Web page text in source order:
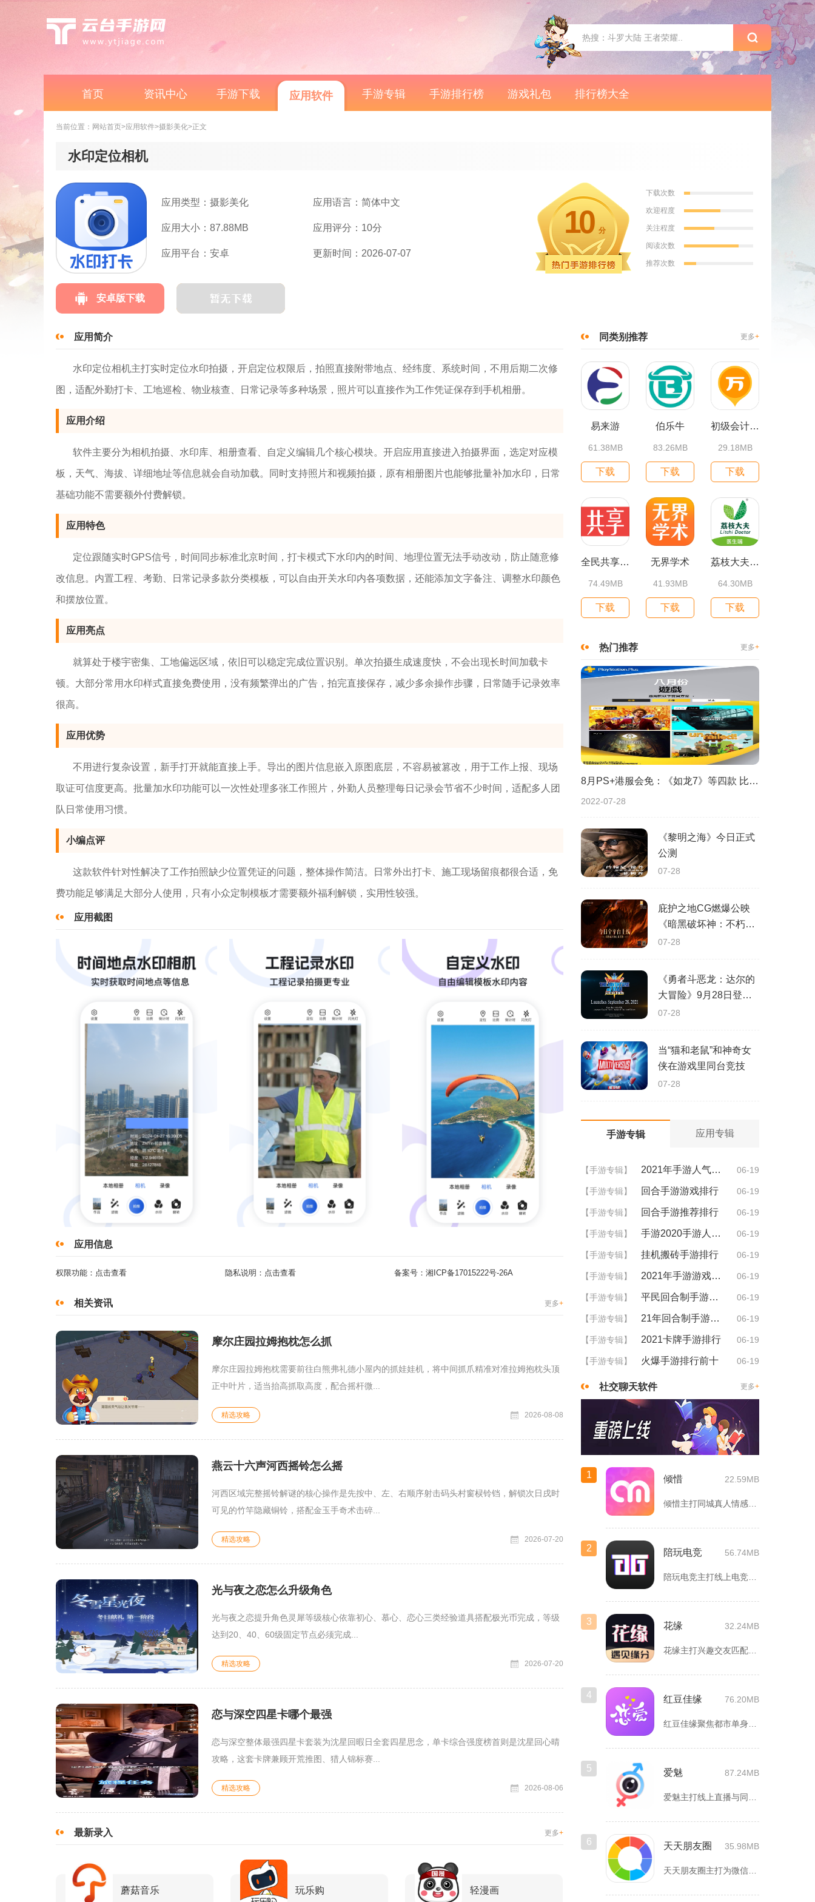
首页 资讯中心 手游下载 应用软件 手游专辑 手游排行榜 游戏礼包 排行榜大全
当前位置： 网站首页>应用软件>摄影美化>正文
水印定位相机
应用类型：摄影美化 应用语言：简体中文
应用大小：87.88MB 应用评分：10分
应用平台：安卓 更新时间：2026-07-07
10 分
下载次数
欢迎程度
关注程度
阅读次数
推荐次数
安卓版下载
应用简介
水印定位相机主打实时定位水印拍摄，开启定位权限后，拍照直接附带地点、经纬度、系统时间，不用后期二次修
图，适配外勤打卡、工地巡检、物业核查、日常记录等多种场景，照片可以直接作为工作凭证保存到手机相册。
应用介绍
软件主要分为相机拍摄、水印库、相册查看、自定义编辑几个核心模块。开启应用直接进入拍摄界面，选定对应模
板，天气、海拔、详细地址等信息就会自动加载。同时支持照片和视频拍摄，原有相册图片也能够批量补加水印，日常
基础功能不需要额外付费解锁。
应用特色
定位跟随实时GPS信号，时间同步标准北京时间，打卡模式下水印内的时间、地理位置无法手动改动，防止随意修
改信息。内置工程、考勤、日常记录多款分类模板，可以自由开关水印内各项数据，还能添加文字备注、调整水印颜色
和摆放位置。
应用亮点
就算处于楼宇密集、工地偏远区域，依旧可以稳定完成位置识别。单次拍摄生成速度快，不会出现长时间加载卡
顿。大部分常用水印样式直接免费使用，没有频繁弹出的广告，拍完直接保存，减少多余操作步骤，日常随手记录效率
很高。
应用优势
不用进行复杂设置，新手打开就能直接上手。导出的图片信息嵌入原图底层，不容易被篡改，用于工作上报、现场
取证可信度更高。批量加水印功能可以一次性处理多张工作照片，外勤人员整理每日记录会节省不少时间，适配多人团
队日常使用习惯。
小编点评
这款软件针对性解决了工作拍照缺少位置凭证的问题，整体操作简洁。日常外出打卡、施工现场留痕都很合适，免
费功能足够满足大部分人使用，只有小众定制模板才需要额外福利解锁，实用性较强。
应用截图
应用信息
权限功能： 点击查看 隐私说明： 点击查看 备案号： 湘ICP备17015222号-26A
相关资讯 更多+
摩尔庄园拉姆抱枕怎么抓
摩尔庄园拉姆抱枕需要前往白熊弗礼德小屋内的抓娃娃机，将中间抓爪精准对准拉姆抱枕头顶
正中叶片，适当抬高抓取高度，配合摇杆微...
精选攻略 2026-08-08
燕云十六声河西摇铃怎么摇
河西区域完整摇铃解谜的核心操作是先按中、左、右顺序射击码头村窗棂铃铛，解锁次日戌时
可见的竹竿隐藏铜铃，搭配金玉手奇术击碎...
精选攻略 2026-07-20
光与夜之恋怎么升级角色
光与夜之恋提升角色灵犀等级核心依靠初心、慕心、恋心三类经验道具搭配极光币完成，等级
达到20、40、60级固定节点必须完成...
精选攻略 2026-07-20
恋与深空四星卡哪个最强
恋与深空整体最强四星卡套装为沈星回暇日全套四星思念，单卡综合强度榜首则是沈星回心晴
攻略，这套卡牌兼顾开荒推图、猎人锦标赛...
精选攻略 2026-08-06
最新录入 更多+
蘑菇音乐 玩乐购 轻漫画
同类别推荐 更多+
易来游
61.38MB
下载
伯乐牛
83.26MB
下载
初级会计职称万题库
29.18MB
下载
全民共享平台
74.49MB
下载
无界学术
41.93MB
下载
荔枝大夫医生版
64.30MB
下载
热门推荐 更多+
8月PS+港服会免：《如龙7》等四款 比欧美服多一款
2022-07-28
《黎明之海》今日正式
公测
07-28
庇护之地CG燃爆公映
《暗黑破坏神：不朽》
今日全平台上线
07-28
《勇者斗恶龙：达尔的
大冒险》9月28日登陆
苹果谷歌应用商店
07-28
当“猫和老鼠”和神奇女
侠在游戏里同台竞技
07-28
手游专辑 应用专辑
【手游专辑】 2021年手游人气排行 06-19
【手游专辑】 回合手游游戏排行 06-19
【手游专辑】 回合手游推荐排行 06-19
【手游专辑】 手游2020手游人气排行 06-19
【手游专辑】 挂机搬砖手游排行 06-19
【手游专辑】 2021年手游游戏排行 06-19
【手游专辑】 平民回合制手游排行 06-19
【手游专辑】 21年回合制手游排行 06-19
【手游专辑】 2021卡牌手游排行 06-19
【手游专辑】 火爆手游排行前十 06-19
社交聊天软件 更多+
1 倾惜 22.59MB
倾惜主打同城真人情感社交，面向有交友、脱单需求的年轻用户，依...
2 陪玩电竞 56.74MB
陪玩电竞主打线上电竞组队、游戏陪练服务，覆盖手游、端游多款热...
3 花缘 32.24MB
花缘主打兴趣交友匹配，聚焦喜欢花卉、园艺的人群搭建线上社交空...
4 红豆佳缘 76.20MB
红豆佳缘聚焦都市单身人群严肃婚恋需求，搭建线上线下联动的真实...
5 爱魅 87.24MB
爱魅主打线上直播与同城轻社交融合服务，整合影音直播、兴趣社群...
6 天天朋友圈 35.98MB
天天朋友圈主打为微信以及各类社交平台提供全套发圈素材，涵盖文...